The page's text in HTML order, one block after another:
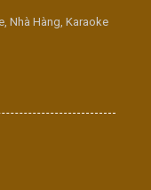
Nhà Hàng, Karaoke